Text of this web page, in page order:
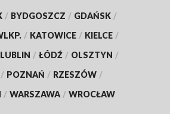
/ BYDGOSZCZ / GDAŃSK /
/ KATOWICE / KIELCE /
LUBLIN / ŁÓDŹ / OLSZTYN /
/ POZNAŃ / RZESZÓW /
/ WARSZAWA / WROCŁAW